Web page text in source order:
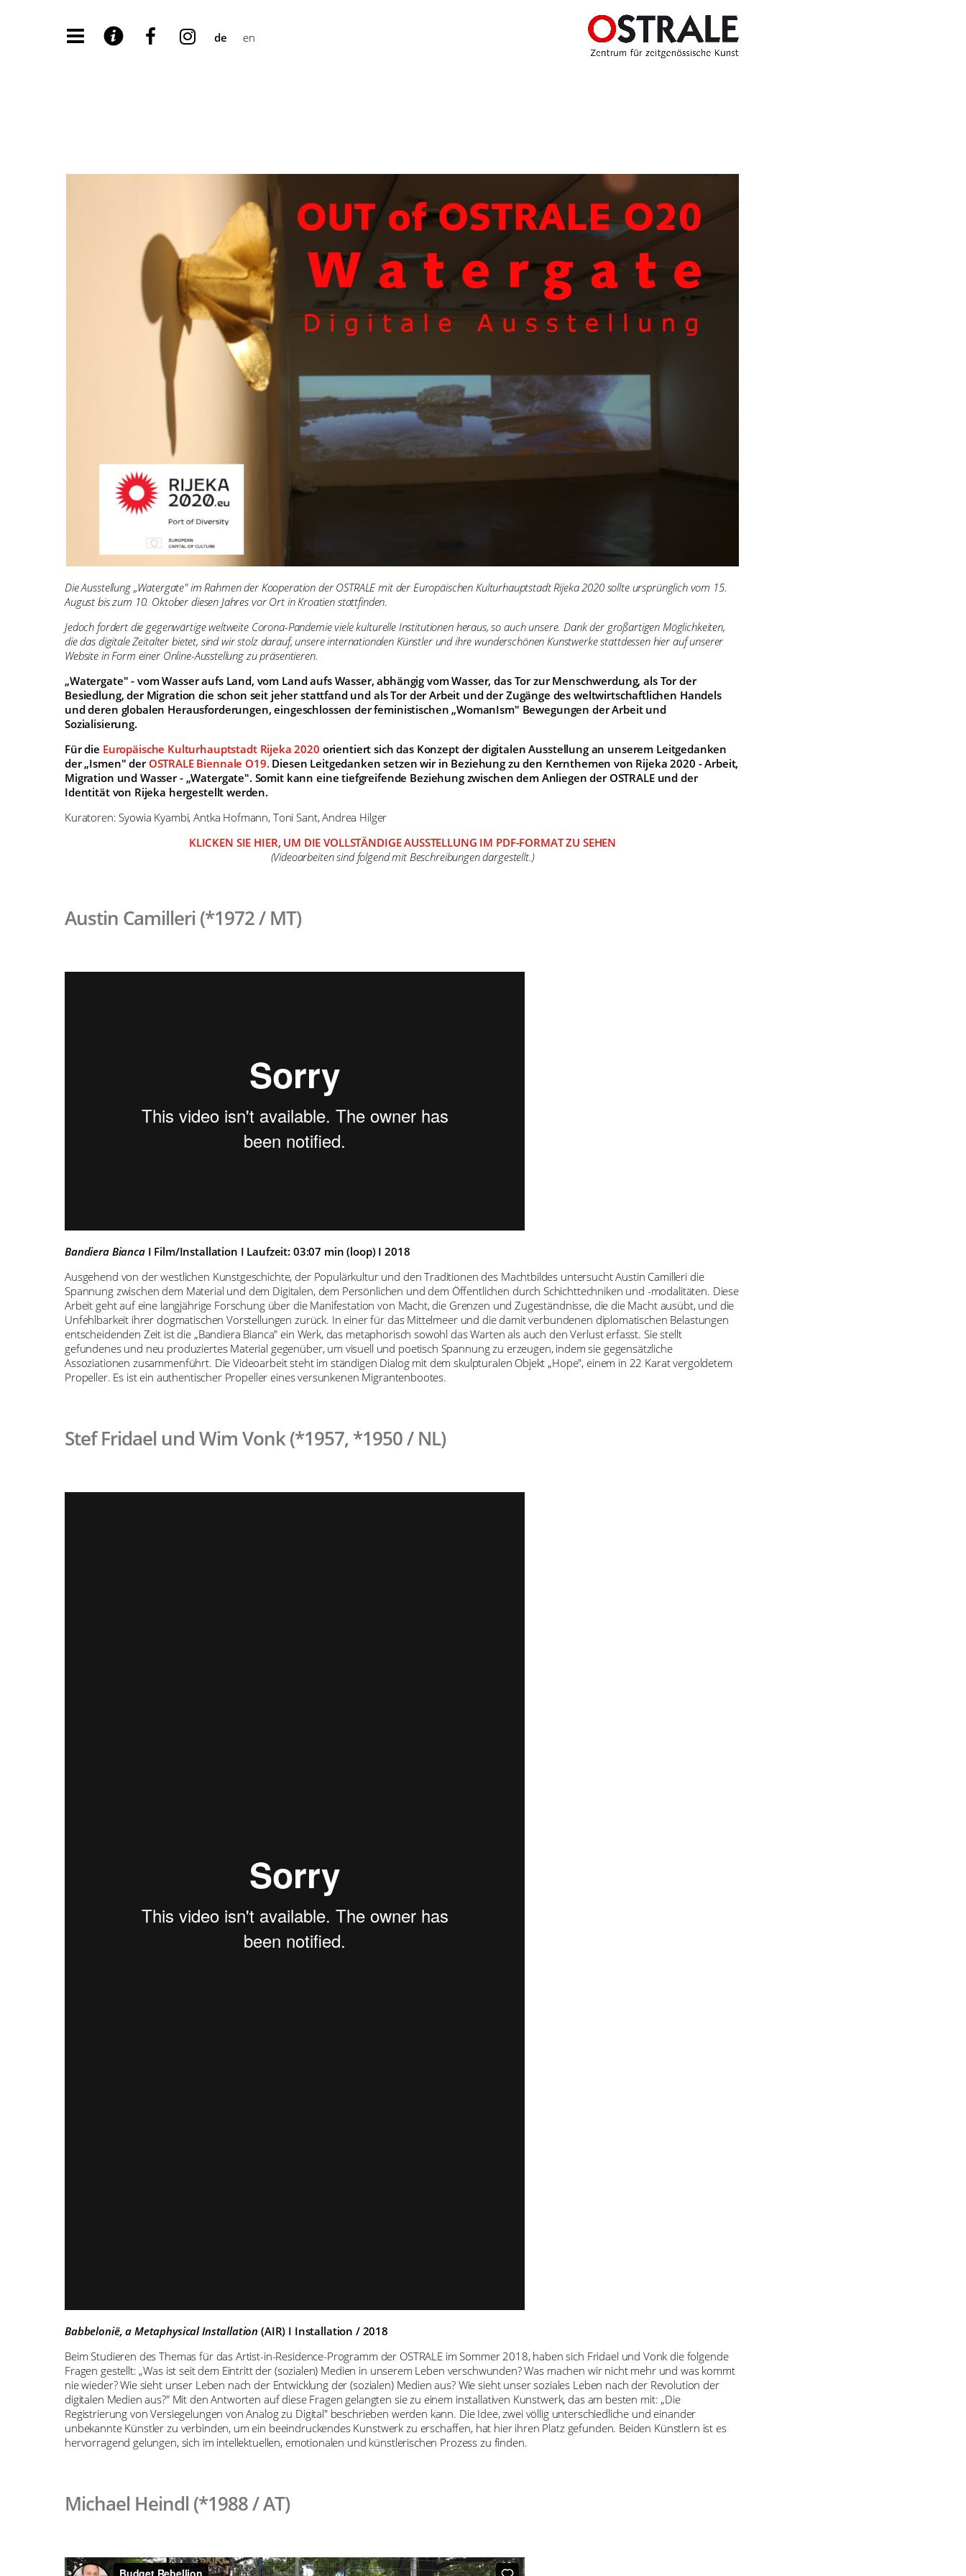
de en
Die Ausstellung „Watergate" im Rahmen der Kooperation der OSTRALE mit der Europäischen Kulturhauptstadt Rijeka 2020 sollte ursprünglich vom 15.
August bis zum 10. Oktober diesen Jahres vor Ort in Kroatien stattfinden.
Jedoch fordert die gegenwärtige weltweite Corona-Pandemie viele kulturelle Institutionen heraus, so auch unsere. Dank der großartigen Möglichkeiten,
die das digitale Zeitalter bietet, sind wir stolz darauf, unsere internationalen Künstler und ihre wunderschönen Kunstwerke stattdessen hier auf unserer
Website in Form einer Online-Ausstellung zu präsentieren.
„Watergate" - vom Wasser aufs Land, vom Land aufs Wasser, abhängig vom Wasser, das Tor zur Menschwerdung, als Tor der
Besiedlung, der Migration die schon seit jeher stattfand und als Tor der Arbeit und der Zugänge des weltwirtschaftlichen Handels
und deren globalen Herausforderungen, eingeschlossen der feministischen „WomanIsm" Bewegungen der Arbeit und
Sozialisierung.
Für die Europäische Kulturhauptstadt Rijeka 2020 orientiert sich das Konzept der digitalen Ausstellung an unserem Leitgedanken
der „Ismen" der OSTRALE Biennale O19. Diesen Leitgedanken setzen wir in Beziehung zu den Kernthemen von Rijeka 2020 - Arbeit,
Migration und Wasser - „Watergate". Somit kann eine tiefgreifende Beziehung zwischen dem Anliegen der OSTRALE und der
Identität von Rijeka hergestellt werden.
Kuratoren: Syowia Kyambi, Antka Hofmann, Toni Sant, Andrea Hilger
KLICKEN SIE HIER, UM DIE VOLLSTÄNDIGE AUSSTELLUNG IM PDF-FORMAT ZU SEHEN
(Videoarbeiten sind folgend mit Beschreibungen dargestellt.)
Austin Camilleri (*1972 / MT)
Bandiera BiancaI Film/Installation I Laufzeit: 03:07 min (loop) I 2018
Ausgehend von der westlichen Kunstgeschichte, der Populärkultur und den Traditionen des Machtbildes untersucht Austin Camilleri die
Spannung zwischen dem Material und dem Digitalen, dem Persönlichen und dem Öffentlichen durch Schichttechniken und -modalitäten. Diese
Arbeit geht auf eine langjährige Forschung über die Manifestation von Macht, die Grenzen und Zugeständnisse, die die Macht ausübt, und die
Unfehlbarkeit ihrer dogmatischen Vorstellungen zurück. In einer für das Mittelmeer und die damit verbundenen diplomatischen Belastungen
entscheidenden Zeit ist die „Bandiera Bianca" ein Werk, das metaphorisch sowohl das Warten als auch den Verlust erfasst. Sie stellt
gefundenes und neu produziertes Material gegenüber, um visuell und poetisch Spannung zu erzeugen, indem sie gegensätzliche
Assoziationen zusammenführt. Die Videoarbeit steht im ständigen Dialog mit dem skulpturalen Objekt „Hope", einem in 22 Karat vergoldetem
Propeller. Es ist ein authentischer Propeller eines versunkenen Migrantenbootes.
Stef Fridael und Wim Vonk (*1957, *1950 / NL)
Babbelonië, a Metaphysical Installation (AIR) I Installation / 2018
Beim Studieren des Themas für das Artist-in-Residence-Programm der OSTRALE im Sommer 2018, haben sich Fridael und Vonk die folgende
Fragen gestellt: „Was ist seit dem Eintritt der (sozialen) Medien in unserem Leben verschwunden? Was machen wir nicht mehr und was kommt
nie wieder? Wie sieht unser Leben nach der Entwicklung der (sozialen) Medien aus? Wie sieht unser soziales Leben nach der Revolution der
digitalen Medien aus?" Mit den Antworten auf diese Fragen gelangten sie zu einem installativen Kunstwerk, das am besten mit: „Die
Registrierung von Versiegelungen von Analog zu Digital" beschrieben werden kann. Die Idee, zwei völlig unterschiedliche und einander
unbekannte Künstler zu verbinden, um ein beeindruckendes Kunstwerk zu erschaffen, hat hier ihren Platz gefunden. Beiden Künstlern ist es
hervorragend gelungen, sich im intellektuellen, emotionalen und künstlerischen Prozess zu finden.
Michael Heindl (*1988 / AT)